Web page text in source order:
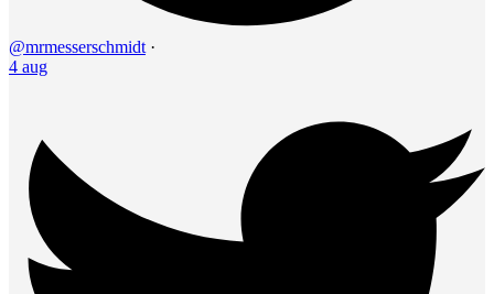
@mrmesserschmidt ·
4 aug